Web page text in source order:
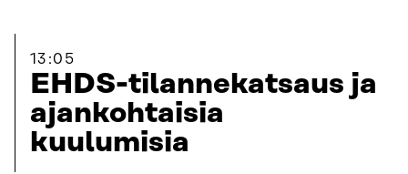
13:05
EHDS-tilannekatsaus ja
ajankohtaisia
kuulumisia